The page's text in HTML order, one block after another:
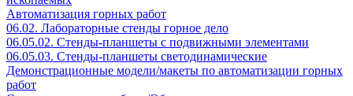
Автоматизация горных работ
06.02. Лабораторные стенды горное дело
06.05.02. Стенды-планшеты с подвижными элементами
06.05.03. Стенды-планшеты светодинамические
Демонстрационные модели/макеты по автоматизации горных
работ